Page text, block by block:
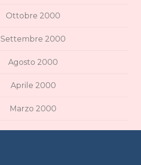
Ottobre 2000
Settembre 2000
Agosto 2000
Aprile 2000
Marzo 2000